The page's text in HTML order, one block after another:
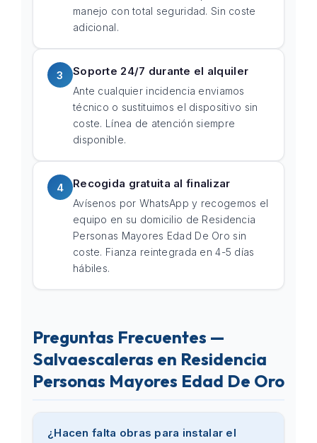
manejo con total seguridad. Sin coste
adicional.
3 Soporte 24/7 durante el alquiler
Ante cualquier incidencia enviamos
técnico o sustituimos el dispositivo sin
coste. Línea de atención siempre
disponible.
4 Recogida gratuita al finalizar
Avísenos por WhatsApp y recogemos el
equipo en su domicilio de Residencia
Personas Mayores Edad De Oro sin
coste. Fianza reintegrada en 4-5 días
hábiles.
Preguntas Frecuentes —
Salvaescaleras en Residencia
Personas Mayores Edad De Oro
¿Hacen falta obras para instalar el